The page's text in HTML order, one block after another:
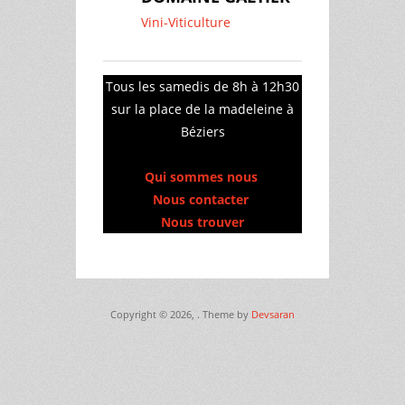
Vini-Viticulture
Tous les samedis de 8h à 12h30
sur la place de la madeleine à
Béziers
Qui sommes nous
Nous contacter
Nous trouver
Copyright © 2026, . Theme by Devsaran